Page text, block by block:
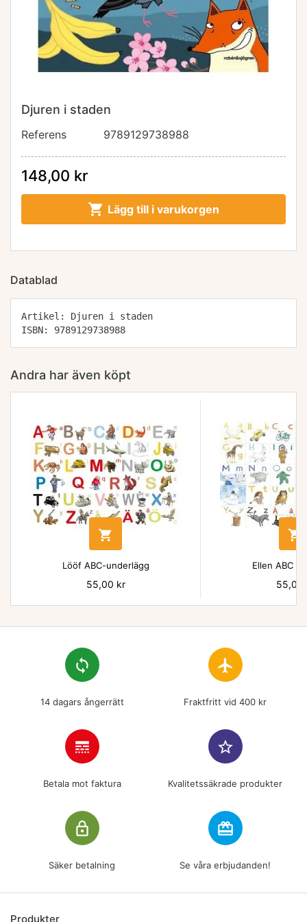
Djuren i staden
Referens 9789129738988
148,00 kr
 Lägg till i varukorgen
Datablad
Artikel: Djuren i staden
ISBN: 9789129738988
Andra har även köpt

Lööf ABC-underlägg
Pris
55,00 kr

Ellen ABC
Pris
55,00
loop
14 dagars ångerrätt
flight
Fraktfritt vid 400 kr
line_style
Betala mot faktura
star_border
Kvalitetssäkrade produkter
lock_outline
Säker betalning
redeem
Se våra erbjudanden!
Produkter